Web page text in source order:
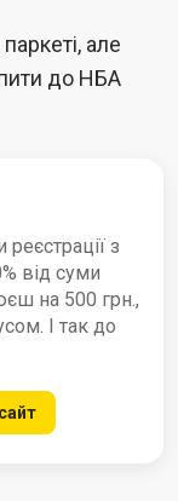
але
до НБА
реєстрації з
від суми
на 500 грн.,
І так до